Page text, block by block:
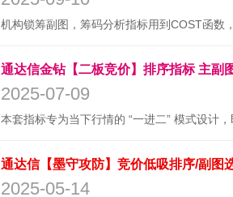
2025-07-09
2025-05-14